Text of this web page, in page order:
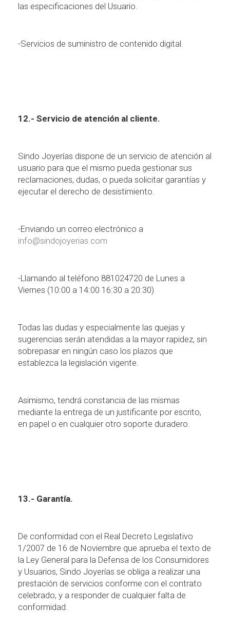
las especificaciones del Usuario.
-Servicios de suministro de contenido digital.
12.- Servicio de atención al cliente.
Sindo Joyerías dispone de un servicio de atención al
usuario para que el mismo pueda gestionar sus
reclamaciones, dudas, o pueda solicitar garantías y
ejecutar el derecho de desistimiento.
-Enviando un correo electrónico a
info@sindojoyerias.com
-Llamando al teléfono 881024720 de Lunes a
Viernes (10:00 a 14:00 16:30 a 20:30)
Todas las dudas y especialmente las quejas y
sugerencias serán atendidas a la mayor rapidez, sin
sobrepasar en ningún caso los plazos que
establezca la legislación vigente.
Asimismo, tendrá constancia de las mismas
mediante la entrega de un justificante por escrito,
en papel o en cualquier otro soporte duradero.
13.- Garantía.
De conformidad con el Real Decreto Legislativo
1/2007 de 16 de Noviembre que aprueba el texto de
la Ley General para la Defensa de los Consumidores
y Usuarios, Sindo Joyerías se obliga a realizar una
prestación de servicios conforme con el contrato
celebrado, y a responder de cualquier falta de
conformidad.